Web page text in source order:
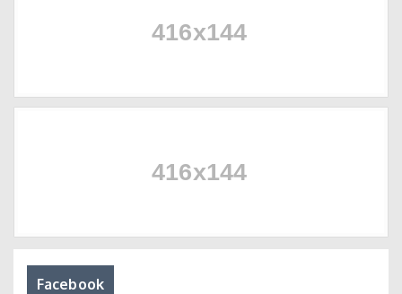
Facebook